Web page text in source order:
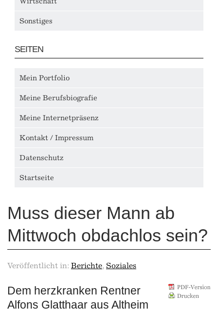
Sonstiges
SEITEN
Mein Portfolio
Meine Berufsbiografie
Meine Internetpräsenz
Kontakt / Impressum
Datenschutz
Startseite
Muss dieser Mann ab
Mittwoch obdachlos sein?
Veröffentlicht in: Berichte, Soziales
Dem herzkranken Rentner
Alfons Glatthaar aus Altheim